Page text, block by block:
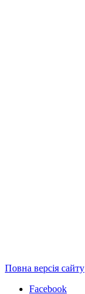
Повна версія сайту
Facebook